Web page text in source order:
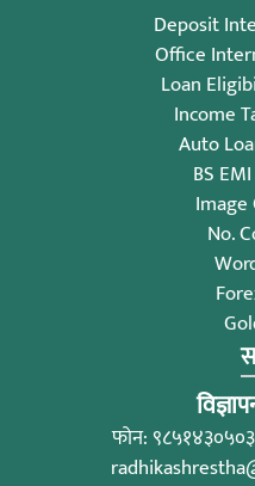
Deposit
Office
Loan
Income
Auto
BS
No.
फोन: ९८५१४३०५०३